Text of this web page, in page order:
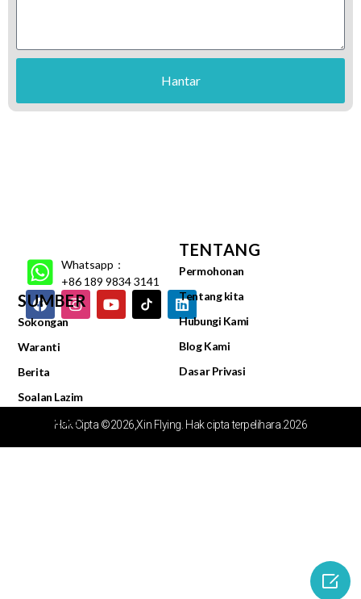
Hantar
Whatsapp：
+86 189 9834 3141
SUMBER
Sokongan
Waranti
Berita
Soalan Lazim
Pusat Video
TENTANG
Permohonan
Tentang kita
Hubungi Kami
Blog Kami
Dasar Privasi
Hak Cipta ©2026,Xin Flying. Hak cipta terpelihara.2026
